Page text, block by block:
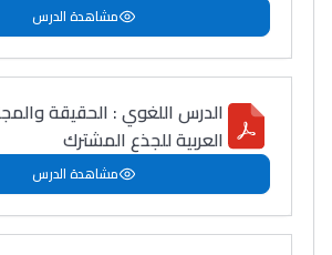
مشاهدة الدرس
الدرس اللغوي : الحقيقة
العربية للجذع المشترك
مشاهدة الدرس